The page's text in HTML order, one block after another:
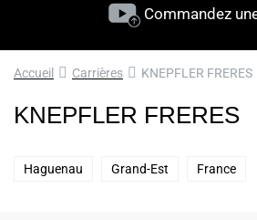
Commandez
Accueil Carrières KNEPFLER FRERES
KNEPFLER FRERES
Haguenau Grand-Est France